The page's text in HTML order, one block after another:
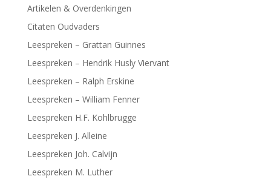
Artikelen & Overdenkingen
Citaten Oudvaders
Leespreken – Grattan Guinnes
Leespreken – Hendrik Husly Viervant
Leespreken – Ralph Erskine
Leespreken – William Fenner
Leespreken H.F. Kohlbrugge
Leespreken J. Alleine
Leespreken Joh. Calvijn
Leespreken M. Luther